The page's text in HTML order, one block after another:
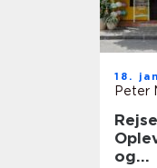
18.
Peter
og